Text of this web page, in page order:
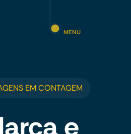
MENU
EM CONTAGEM
e